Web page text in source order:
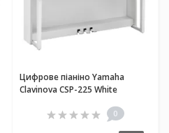
Цифрове піаніно Yamaha
Clavinova CSP-225 White
0